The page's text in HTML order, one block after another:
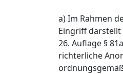
a) Im Rahmen
Eingriff darstellt
26. Auflage §
richterliche